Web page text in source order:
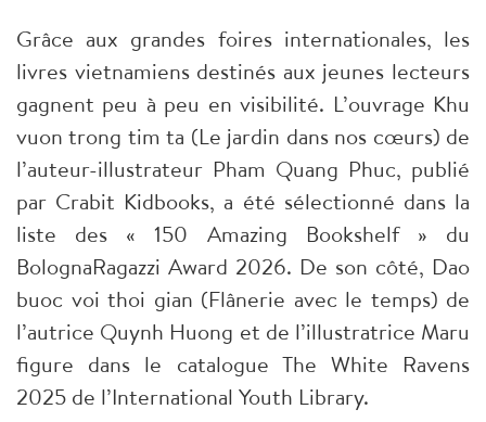
Grâce aux grandes foires internationales, les
livres vietnamiens destinés aux jeunes lecteurs
gagnent peu à peu en visibilité. L’ouvrage Khu
vuon trong tim ta (Le jardin dans nos cœurs) de
l’auteur-illustrateur Pham Quang Phuc, publié
par Crabit Kidbooks, a été sélectionné dans la
liste des « 150 Amazing Bookshelf » du
BolognaRagazzi Award 2026. De son côté, Dao
buoc voi thoi gian (Flânerie avec le temps) de
l’autrice Quynh Huong et de l’illustratrice Maru
figure dans le catalogue The White Ravens
2025 de l’International Youth Library.